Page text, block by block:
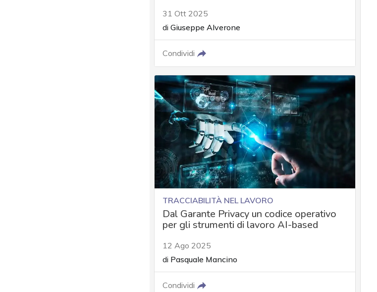
31 Ott 2025
di Giuseppe Alverone
Condividi
TRACCIABILITÀ NEL LAVORO
Dal Garante Privacy un codice operativo
per gli strumenti di lavoro AI-based
12 Ago 2025
di Pasquale Mancino
Condividi